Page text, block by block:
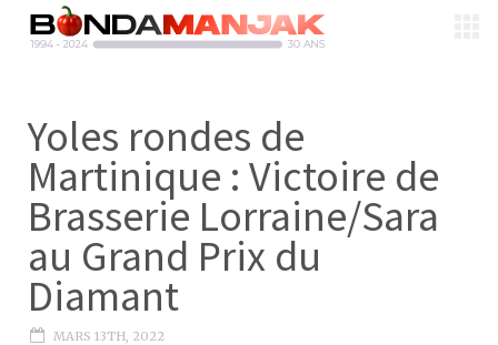
Yoles rondes de
Martinique : Victoire de
Brasserie Lorraine/Sara
au Grand Prix du
Diamant
MARS 13TH, 2022